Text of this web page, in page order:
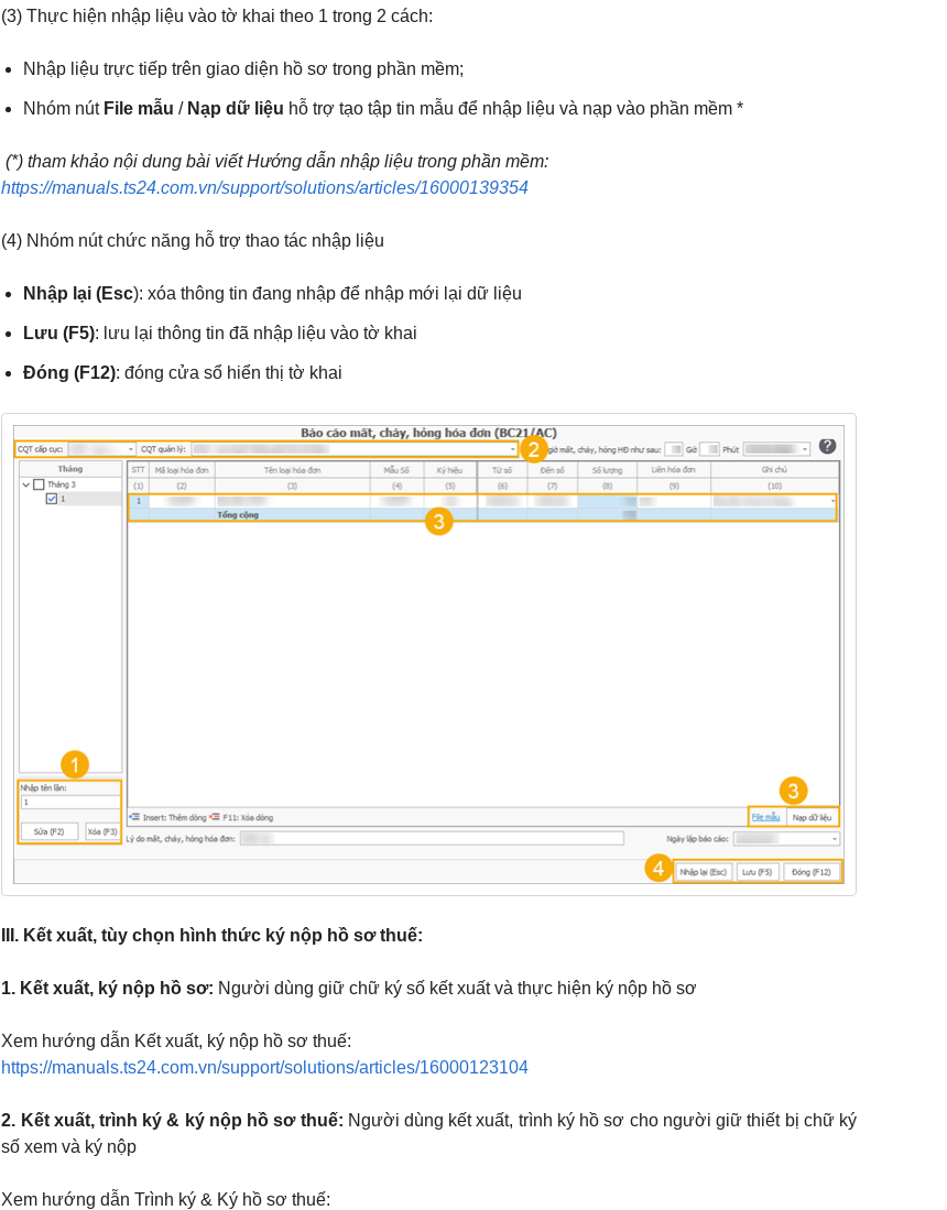
(3) Thực hiện nhập liệu vào tờ khai theo 1 trong 2 cách:
Nhập liệu trực tiếp trên giao diện hồ sơ trong phần mềm;
Nhóm nút File mẫu / Nạp dữ liệu hỗ trợ tạo tập tin mẫu để nhập liệu và nạp vào phần mềm *
(*) tham khảo nội dung bài viết Hướng dẫn nhập liệu trong phần mềm:
https://manuals.ts24.com.vn/support/solutions/articles/16000139354
(4) Nhóm nút chức năng hỗ trợ thao tác nhập liệu
Nhập lại (Esc): xóa thông tin đang nhập để nhập mới lại dữ liệu
Lưu (F5): lưu lại thông tin đã nhập liệu vào tờ khai
Đóng (F12): đóng cửa sổ hiển thị tờ khai
III. Kết xuất, tùy chọn hình thức ký nộp hồ sơ thuế:
1. Kết xuất, ký nộp hồ sơ: Người dùng giữ chữ ký số kết xuất và thực hiện ký nộp hồ sơ
Xem hướng dẫn Kết xuất, ký nộp hồ sơ thuế:
https://manuals.ts24.com.vn/support/solutions/articles/16000123104
2. Kết xuất, trình ký & ký nộp hồ sơ thuế: Người dùng kết xuất, trình ký hồ sơ cho người giữ thiết bị chữ ký
số xem và ký nộp
Xem hướng dẫn Trình ký & Ký hồ sơ thuế: